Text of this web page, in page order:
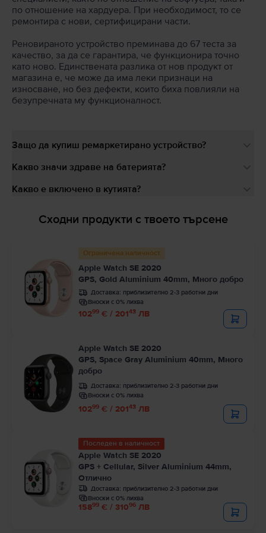
по отношение на хардуера. При необходимост, то се
ремонтира с нови, сертифицирани части.
Реновираното устройство преминава до 67 теста за
качество, за да се гарантира, че функционира точно
като ново. Единствената разлика от нов продукт от
магазина е, че може да има леки признаци на
износване, но без дефекти, които биха повлияли на
безупречната му функционалност.
Защо да купиш ремаркетирано устройство?
Какво значи здраве на батерията?
Какво е включено в кутията?
Сходни продукти с твоето търсене
Ограничена наличност
Apple Watch SE 2020
GPS, Gold Aluminium 40mm, Много добро
Доставка: приблизително 2-3 работни дни
Вноски с 0% лихва
10299 € / 20143 ЛВ
Apple Watch SE 2020
GPS, Space Gray Aluminium 40mm, Много
добро
Доставка: приблизително 2-3 работни дни
Вноски с 0% лихва
10299 € / 20143 ЛВ
Последен в наличност
Apple Watch SE 2020
GPS + Cellular, Silver Aluminium 44mm,
Отлично
Доставка: приблизително 2-3 работни дни
Вноски с 0% лихва
15899 € / 31096 ЛВ